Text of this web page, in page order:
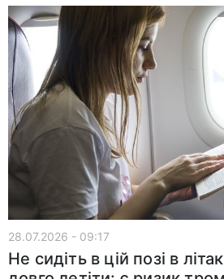
28.07.2026 - 09:17
Не сидіть в цій позі в